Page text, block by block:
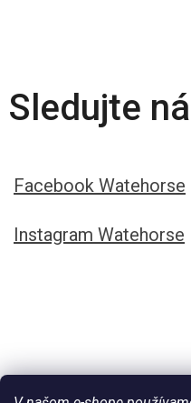
Sledujte
Facebook Watehorse
Instagram Watehorse